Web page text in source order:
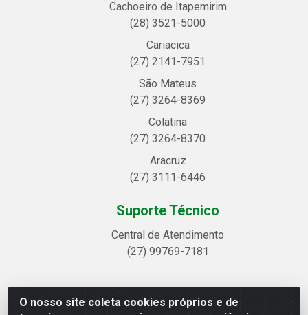
O nosso site coleta cookies próprios e de
Cachoeiro de Itapemirim
(28) 3521-5000
Cariacica
(27) 2141-7951
São Mateus
(27) 3264-8369
Colatina
(27) 3264-8370
Aracruz
(27) 3111-6446
Suporte Técnico
Central de Atendimento
(27) 99769-7181
Linhavix Distribuidora LTDA - Avenida Alegre, 2521 -